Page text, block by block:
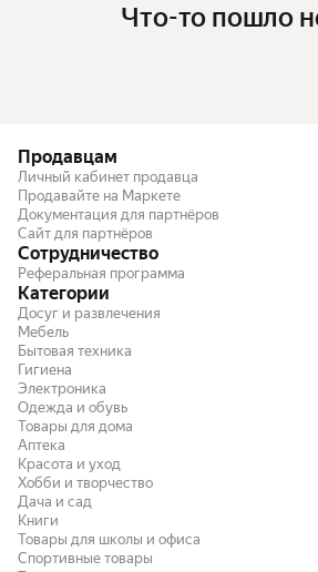
Что-то пошло
Продавцам
Личный кабинет продавца
Продавайте на Маркете
Документация для партнёров
Сайт для партнёров
Сотрудничество
Реферальная программа
Категории
Досуг и развлечения
Мебель
Бытовая техника
Гигиена
Электроника
Одежда и обувь
Товары для дома
Аптека
Красота и уход
Хобби и творчество
Дача и сад
Книги
Товары для школы и офиса
Спортивные товары